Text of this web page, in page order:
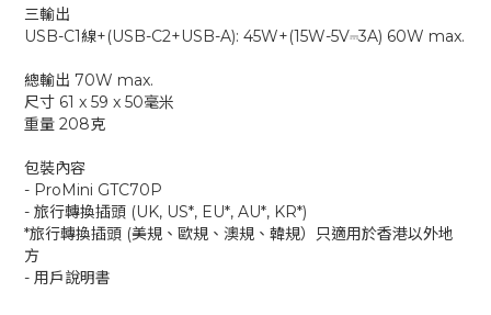
三輸出
USB-C1線+(USB-C2+USB-A): 45W+(15W-5V⎓3A) 60W max.
總輸出 70W max.
尺寸 61 x 59 x 50毫米
重量 208克
包裝內容
- ProMini GTC70P
- 旅行轉換插頭 (UK, US*, EU*, AU*, KR*)
*旅行轉換插頭 (美規、歐規、澳規、韓規）只適用於香港以外地
方
- 用戶說明書